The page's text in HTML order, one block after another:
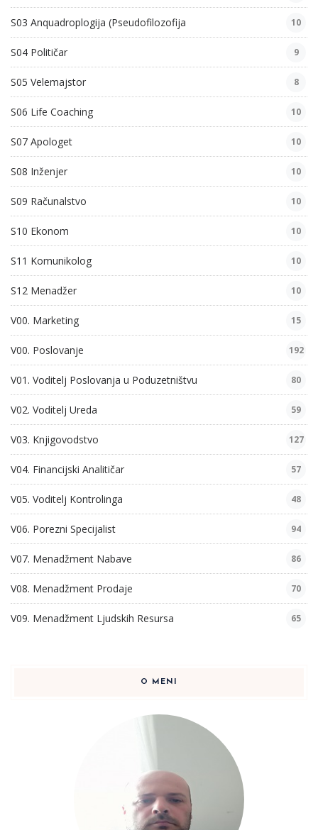
S03 Anquadroplogija (Pseudofilozofija 10
S04 Političar 9
S05 Velemajstor 8
S06 Life Coaching 10
S07 Apologet 10
S08 Inženjer 10
S09 Računalstvo 10
S10 Ekonom 10
S11 Komunikolog 10
S12 Menadžer 10
V00. Marketing 15
V00. Poslovanje 192
V01. Voditelj Poslovanja u Poduzetništvu 80
V02. Voditelj Ureda 59
V03. Knjigovodstvo 127
V04. Financijski Analitičar 57
V05. Voditelj Kontrolinga 48
V06. Porezni Specijalist 94
V07. Menadžment Nabave 86
V08. Menadžment Prodaje 70
V09. Menadžment Ljudskih Resursa 65
O MENI